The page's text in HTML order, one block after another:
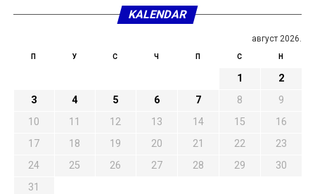
KALENDAR
август 2026.
П У С Ч П С Н
1
2
3
4 5 6 7 8
9
10
11 12 13 14 15
16
17
18 19 20 21 22
23
24
25 26 27 28 29
30
31